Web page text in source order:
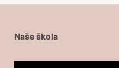
Naše škola